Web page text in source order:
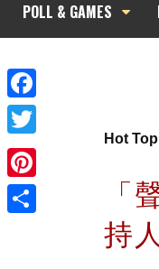
POLL & GAMES
Facebook
Twitter
Pinterest
Hot
「
持